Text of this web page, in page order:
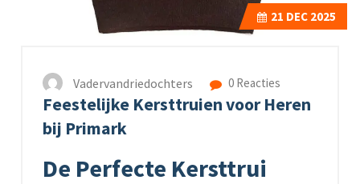
21 DEC 2025
Vadervandriedochters 0 Reacties
Feestelijke Kersttruien voor Heren
bij Primark
De Perfecte Kersttrui